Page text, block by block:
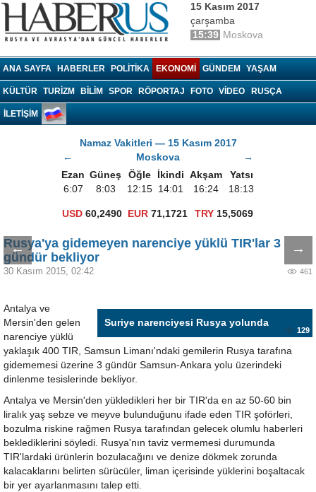
15 Kasım 2017
çarşamba
15:39 Moskova
ANA SAYFA HABERLER POLITIKA EKONOMI GÜNDEM YAŞAM
KÜLTÜR TURIZM BILIM SPOR RÖPORTAJ FOTO VIDEO RUSÇA
İLETİŞİM
Namaz Vakitleri — 15 Kasım 2017
←
Moskova
→
Ezan Güneş Öğle İkindi Akşam
Yatsı
6:07
8:03 12:15 14:01 16:24 18:13
USD 60,2490 EUR 71,1721 TRY15,5069
← →
Rusya'ya gidemeyen narenciye yüklü TIR'lar 3
gündür bekliyor
30 Kasım 2015, 02:42 461
Suriye narenciyesi Rusya yolunda
129
Antalya ve
Mersin'den gelen
narenciye yüklü
yaklaşık 400 TIR, Samsun Limanı'ndaki gemilerin Rusya tarafına
gidememesi üzerine 3 gündür Samsun-Ankara yolu üzerindeki
dinlenme tesislerinde bekliyor.
Antalya ve Mersin'den yükledikleri her bir TIR'da en az 50-60 bin
liralık yaş sebze ve meyve bulunduğunu ifade eden TIR şoförleri,
bozulma riskine rağmen Rusya tarafından gelecek olumlu haberleri
beklediklerini söyledi. Rusya'nın taviz vermemesi durumunda
TIR'lardaki ürünlerin bozulacağını ve denize dökmek zorunda
kalacaklarını belirten sürücüler, liman içerisinde yüklerini boşaltacak
bir yer ayarlanmasını talep etti.